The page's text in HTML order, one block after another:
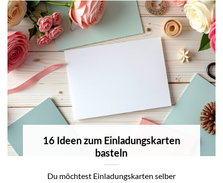
16 Ideen zum Einladungskarten
basteln
Du möchtest Einladungskarten selber